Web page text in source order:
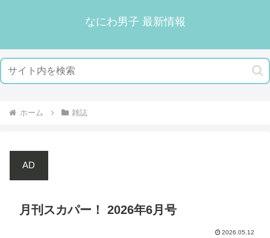
なにわ男子 最新情報
ホーム 雑誌
AD
月刊スカパー！ 2026年6月号
2026.05.12